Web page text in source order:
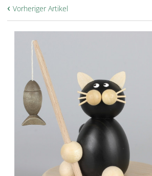
‹ Vorheriger Artikel